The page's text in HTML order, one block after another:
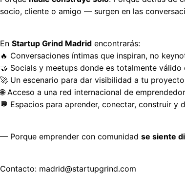
socio, cliente o amigo — surgen en las
En Startup Grind Madrid encontrarás:
🔥 Conversaciones íntimas que inspiran, no
🤝 Socials y meetups donde es totalmente válido
🚀 Un escenario para dar visibilidad a tu
🌐 Acceso a una red internacional de
💬 Espacios para aprender, conectar, construir y
— Porque emprender con comunidad se siente
Contacto: madrid@startupgrind.com